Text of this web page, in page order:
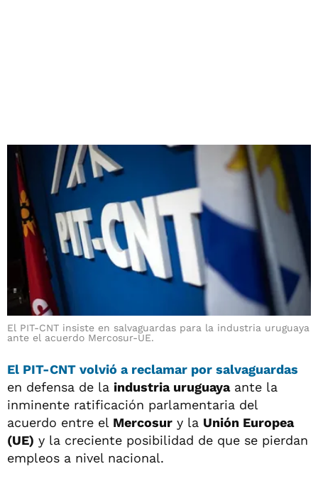
El PIT-CNT insiste en salvaguardas para la industria uruguaya
ante el acuerdo Mercosur-UE.
El PIT-CNT volvió a reclamar por salvaguardas
en defensa de la industria uruguayaante la
inminente ratificación parlamentaria del
acuerdo entre el Mercosur y la Unión Europea
(UE) y la creciente posibilidad de que se pierdan
empleos a nivel nacional.